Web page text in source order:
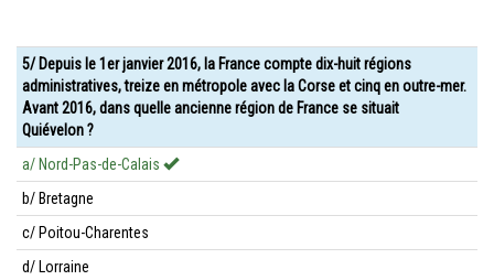
5/ Depuis le 1er janvier 2016, la France compte dix-huit régions
administratives, treize en métropole avec la Corse et cinq en outre-mer.
Avant 2016, dans quelle ancienne région de France se situait
Quiévelon ?
a/ Nord-Pas-de-Calais
b/ Bretagne
c/ Poitou-Charentes
d/ Lorraine